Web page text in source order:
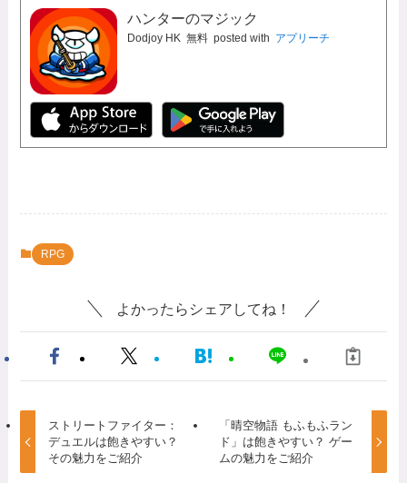
ハンターのマジック
Dodjoy HK 無料 posted with アプリーチ
RPG
よかったらシェアしてね！
ストリートファイター：
デュエルは飽きやすい？
その魅力をご紹介
「晴空物語 もふもふラン
ド」は飽きやすい？ ゲー
ムの魅力をご紹介